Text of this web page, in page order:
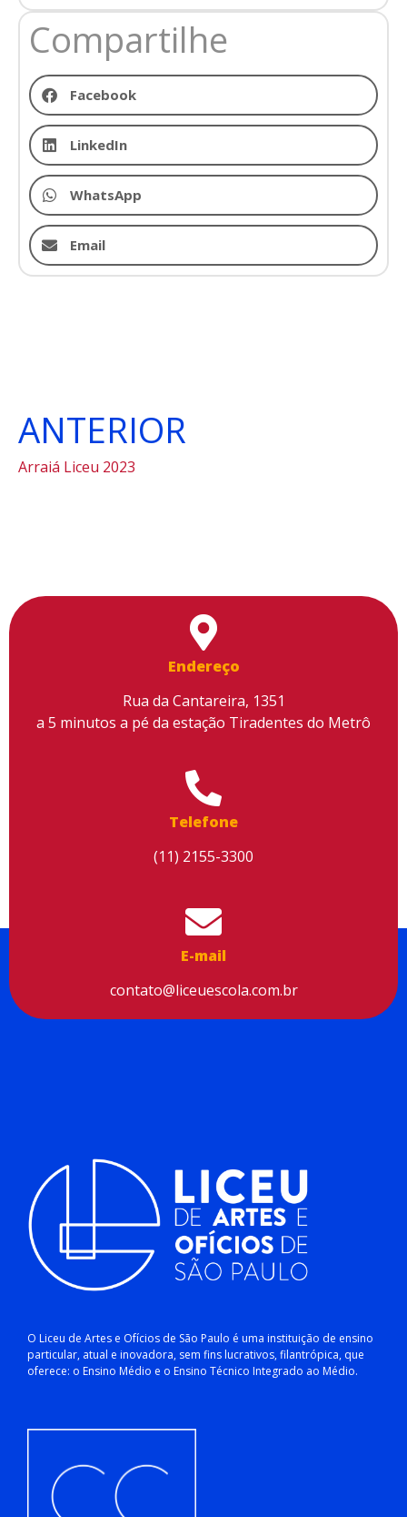
Compartilhe
Facebook
LinkedIn
WhatsApp
Email
ANTERIOR
Arraiá Liceu 2023
Endereço
Rua da Cantareira, 1351
a 5 minutos a pé da estação Tiradentes do Metrô
Telefone
(11) 2155-3300
E-mail
contato@liceuescola.com.br
O Liceu de Artes e Ofícios de São Paulo é uma instituição de ensino
particular, atual e inovadora, sem fins lucrativos, filantrópica, que
oferece: o Ensino Médio e o Ensino Técnico Integrado ao Médio.
Utilizamos cookies para facilitar o uso do site, personalizar o
conteúdo, melhorar o seu desempenho e proporcionar mais
segurança à sua navegação. Para saber mais, consulte nossa
Política de Privacidade